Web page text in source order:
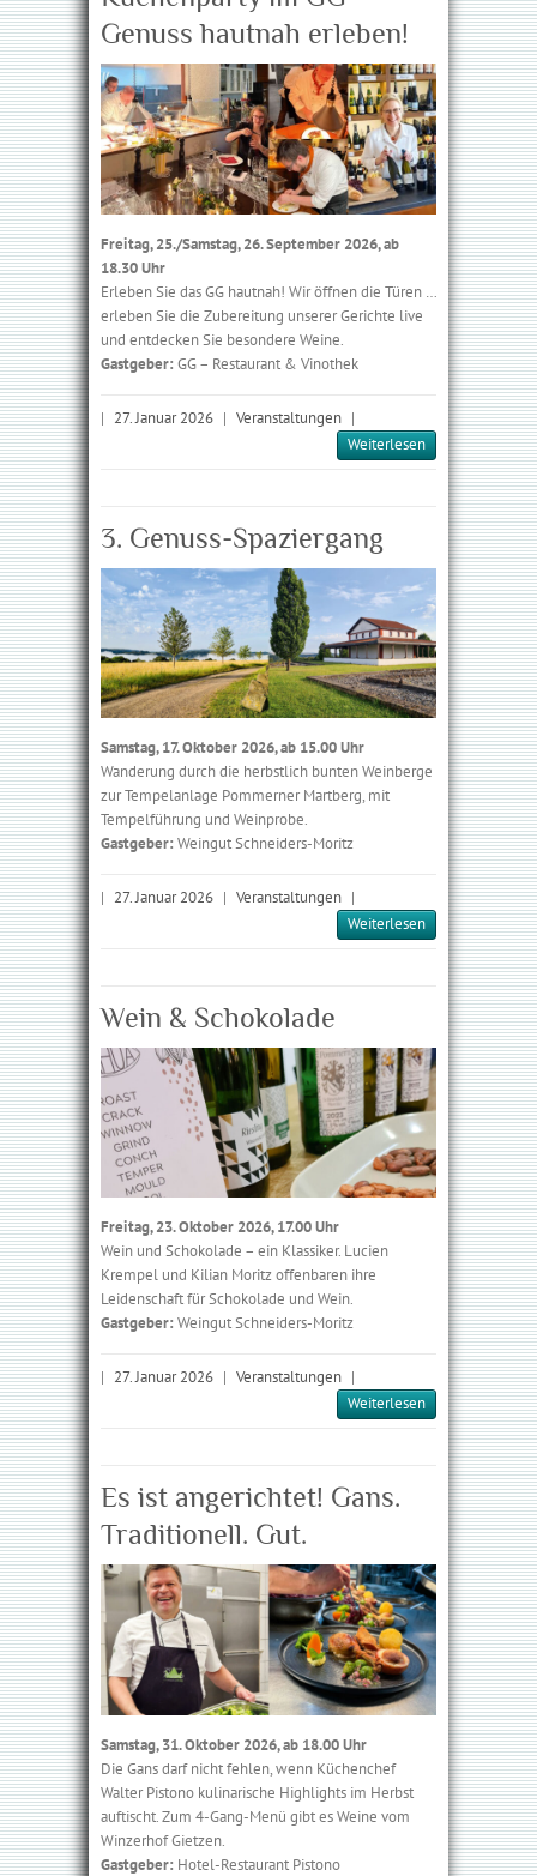
Genuss hautnah erleben!
Freitag, 25./Samstag, 26. September 2026, ab
18.30 Uhr
Erleben Sie das GG hautnah! Wir öffnen die Türen …
erleben Sie die Zubereitung unserer Gerichte live
und entdecken Sie besondere Weine.
Gastgeber: GG – Restaurant & Vinothek
| 27. Januar 2026 | Veranstaltungen |
Weiterlesen
3. Genuss-Spaziergang
Samstag, 17. Oktober 2026, ab 15.00 Uhr
Wanderung durch die herbstlich bunten Weinberge
zur Tempelanlage Pommerner Martberg, mit
Tempelführung und Weinprobe.
Gastgeber: Weingut Schneiders-Moritz
| 27. Januar 2026 | Veranstaltungen |
Weiterlesen
Wein & Schokolade
Freitag, 23. Oktober 2026, 17.00 Uhr
Wein und Schokolade – ein Klassiker. Lucien
Krempel und Kilian Moritz offenbaren ihre
Leidenschaft für Schokolade und Wein.
Gastgeber: Weingut Schneiders-Moritz
| 27. Januar 2026 | Veranstaltungen |
Weiterlesen
Es ist angerichtet! Gans.
Traditionell. Gut.
Samstag, 31. Oktober 2026, ab 18.00 Uhr
Die Gans darf nicht fehlen, wenn Küchen­chef
Walter Pistono kulinarische Highlights im Herbst
auftischt. Zum 4-Gang-Menü gibt es Weine vom
Winzerhof Gietzen.
Gastgeber: Hotel-Restaurant Pistono